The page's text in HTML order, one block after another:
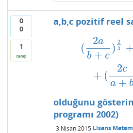
0
0
1
cevap
a,b,c pozitif reel
(
2a
b + c
) 2
3
+
+ (
2c
a +
+ 23+ 2bc a
olduğunu
programı 2002)
3 Nisan 2015 Lisans